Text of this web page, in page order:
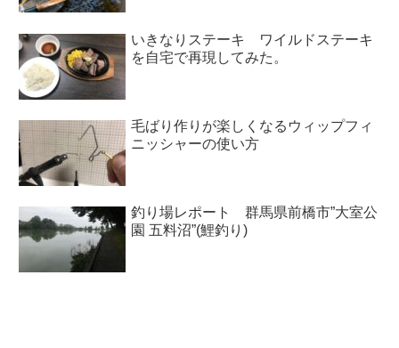
いきなりステーキ ワイルドステーキ
を自宅で再現してみた。
毛ばり作りが楽しくなるウィップフィ
ニッシャーの使い方
釣り場レポート 群馬県前橋市”大室公
園 五料沼”(鯉釣り)